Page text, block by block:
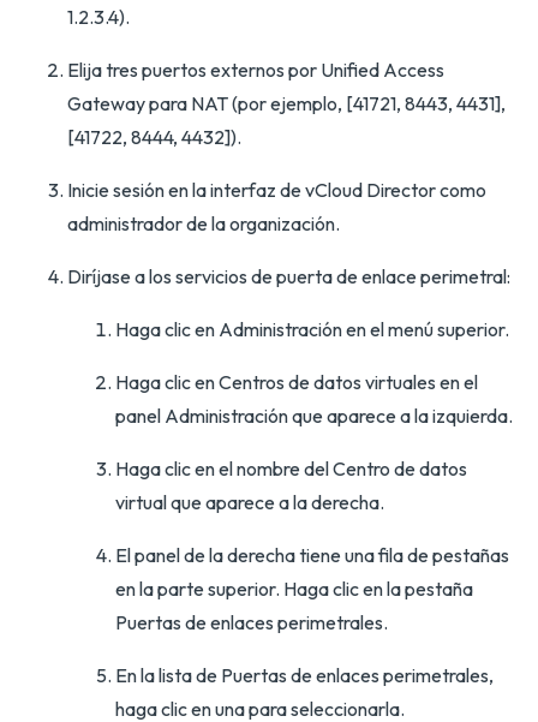
1.2.3.4).
Elija tres puertos externos por Unified Access
Gateway para NAT (por ejemplo, [41721, 8443, 4431],
[41722, 8444, 4432]).
Inicie sesión en la interfaz de vCloud Director como
administrador de la organización.
Diríjase a los servicios de puerta de enlace perimetral:
Haga clic en Administración en el menú superior.
Haga clic en Centros de datos virtuales en el
panel Administración que aparece a la izquierda.
Haga clic en el nombre del Centro de datos
virtual que aparece a la derecha.
El panel de la derecha tiene una fila de pestañas
en la parte superior. Haga clic en la pestaña
Puertas de enlaces perimetrales.
En la lista de Puertas de enlaces perimetrales,
haga clic en una para seleccionarla.